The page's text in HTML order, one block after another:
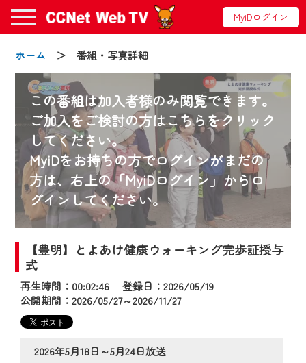
MyiDログイン
ホーム ＞ 番組・写真詳細
この番組は加入者様のみ閲覧できます。
ご加入をご検討の方はこちらをクリック
してください。
MyiDをお持ちの方でログインがまだの
方は、右上の「MyiDログイン」からロ
グインしてください。
【豊明】とよあけ健康ウォーキング完歩証授与
式
再生時間：00:02:46 登録日：2026/05/19
公開期間：2026/05/27～2026/11/27
2026年5月18日～5月24日放送
お知らせ
2024/09/02
動画配信サービス『CCNet Web TV』は2024
年9月24日からリニューアルします！
【変更点】
◆デザイン変更により、お住まいの地域
の動画コンテンツが一目瞭然。
◆当社アプリやＰＣブラウザから、いつ
でも・どこでも・外出先でも！